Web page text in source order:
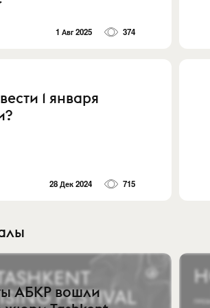
1 Авг 2025 374
1 января
28 Дек 2024 715
АБКР вошли